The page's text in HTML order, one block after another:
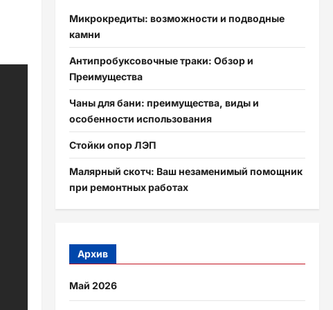
Микрокредиты: возможности и подводные
камни
Антипробуксовочные траки: Обзор и
Преимущества
Чаны для бани: преимущества, виды и
особенности использования
Стойки опор ЛЭП
Малярный скотч: Ваш незаменимый помощник
при ремонтных работах
Архив
Май 2026